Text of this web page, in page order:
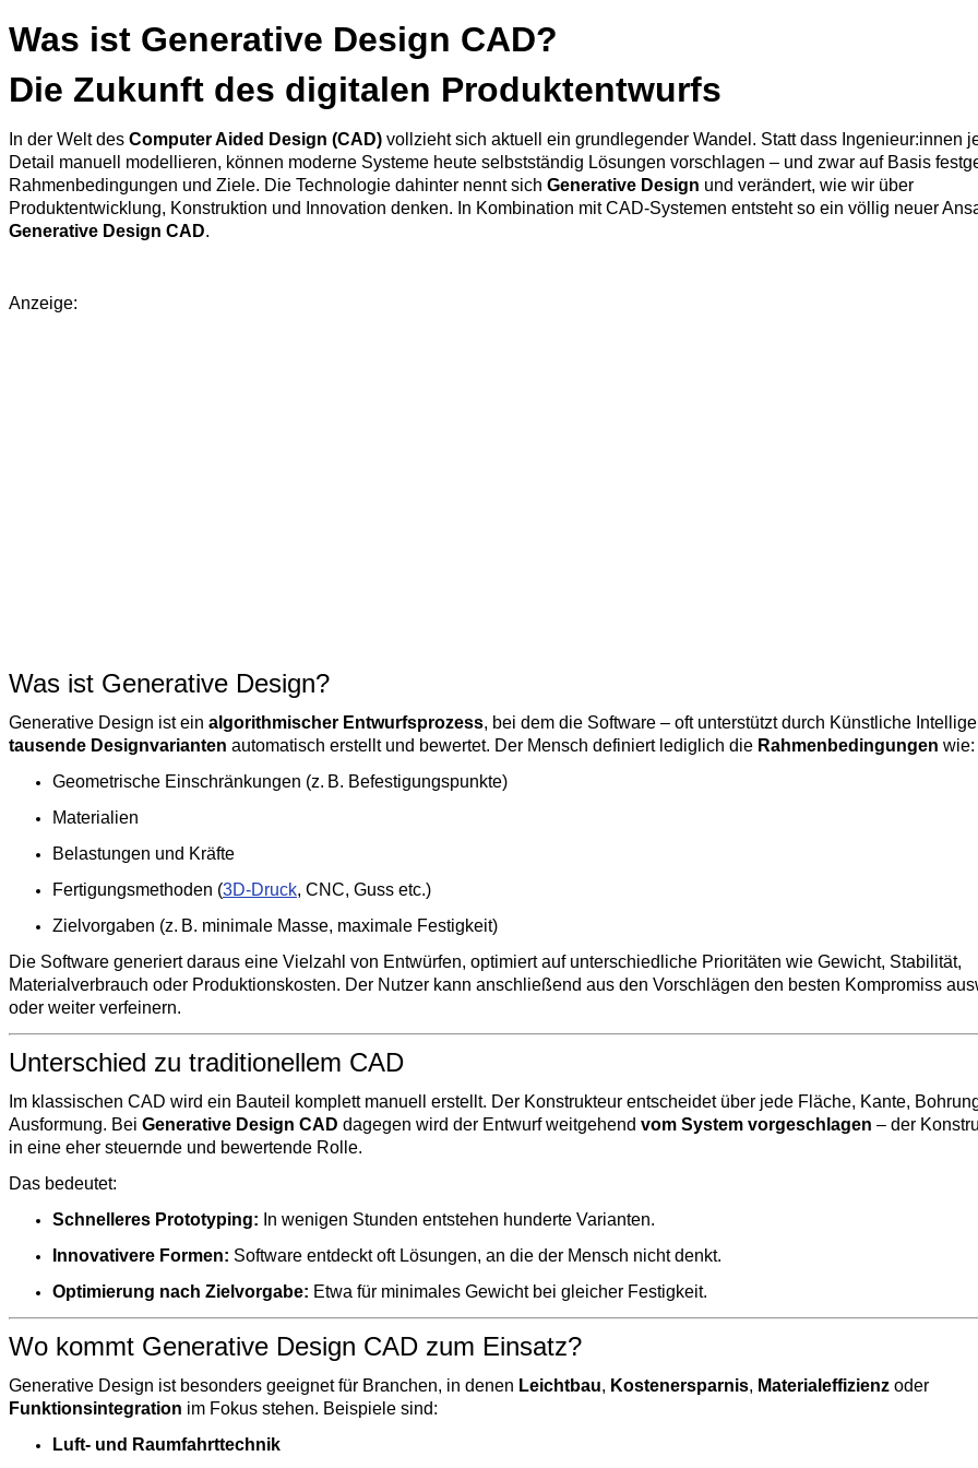
Was ist Generative Design CAD?
Die Zukunft des digitalen Produktentwurfs
In der Welt des Computer Aided Design (CAD) vollzieht sich aktuell ein grundlegender Wandel. Statt dass Ingenieur:innen
Detail manuell modellieren, können moderne Systeme heute selbstständig Lösungen vorschlagen – und zwar auf Basis
Rahmenbedingungen und Ziele. Die Technologie dahinter nennt sich Generative Design und verändert, wie wir über
Produktentwicklung, Konstruktion und Innovation denken. In Kombination mit CAD-Systemen entsteht so ein völlig neuer
Generative Design CAD.
Anzeige:
Was ist Generative Design?
Generative Design ist ein algorithmischer Entwurfsprozess, bei dem die Software – oft unterstützt durch Künstliche
tausende Designvarianten automatisch erstellt und bewertet. Der Mensch definiert lediglich die Rahmenbedingungen wie:
Geometrische Einschränkungen (z. B. Befestigungspunkte)
Materialien
Belastungen und Kräfte
Fertigungsmethoden (3D-Druck, CNC, Guss etc.)
Zielvorgaben (z. B. minimale Masse, maximale Festigkeit)
Die Software generiert daraus eine Vielzahl von Entwürfen, optimiert auf unterschiedliche Prioritäten wie Gewicht, Stabilität,
Materialverbrauch oder Produktionskosten. Der Nutzer kann anschließend aus den Vorschlägen den besten Kompromiss
oder weiter verfeinern.
Unterschied zu traditionellem CAD
Im klassischen CAD wird ein Bauteil komplett manuell erstellt. Der Konstrukteur entscheidet über jede Fläche, Kante,
Ausformung. Bei Generative Design CAD dagegen wird der Entwurf weitgehend vom System vorgeschlagen – der
in eine eher steuernde und bewertende Rolle.
Das bedeutet:
Schnelleres Prototyping: In wenigen Stunden entstehen hunderte Varianten.
Innovativere Formen: Software entdeckt oft Lösungen, an die der Mensch nicht denkt.
Optimierung nach Zielvorgabe: Etwa für minimales Gewicht bei gleicher Festigkeit.
Wo kommt Generative Design CAD zum Einsatz?
Generative Design ist besonders geeignet für Branchen, in denen Leichtbau, Kostenersparnis, Materialeffizienz oder
Funktionsintegration im Fokus stehen. Beispiele sind:
Luft- und Raumfahrttechnik